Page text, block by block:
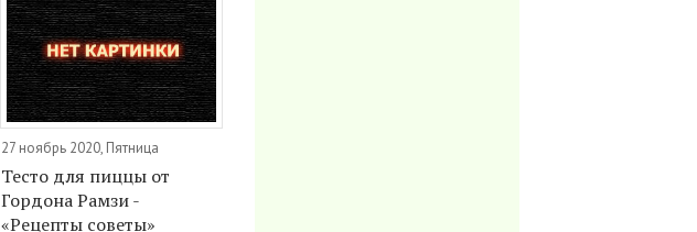
27 ноябрь 2020, Пятница
Тесто для пиццы от
Гордона Рамзи -
«Рецепты советы»